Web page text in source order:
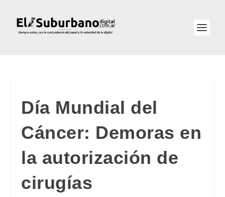
Día Mundial del
Cáncer: Demoras en
la autorización de
cirugías